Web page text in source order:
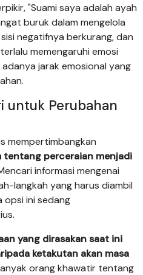
"Suami saya adalah ayah
buruk dalam mengelola
negatifnya berkurang, dan
memengaruhi emosi
jarak emosional yang
untuk Perubahan
mempertimbangkan
tentang perceraian menjadi
informasi mengenai
langkah yang harus diambil
opsi ini sedang
yang dirasakan saat ini
ketakutan akan masa
orang khawatir tentang